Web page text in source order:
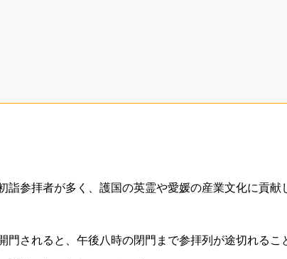
参拝者が多く、護国の英霊や愛媛の産業文化に貢献
されると、午後八時の閉門まで参拝列が途切れるこ